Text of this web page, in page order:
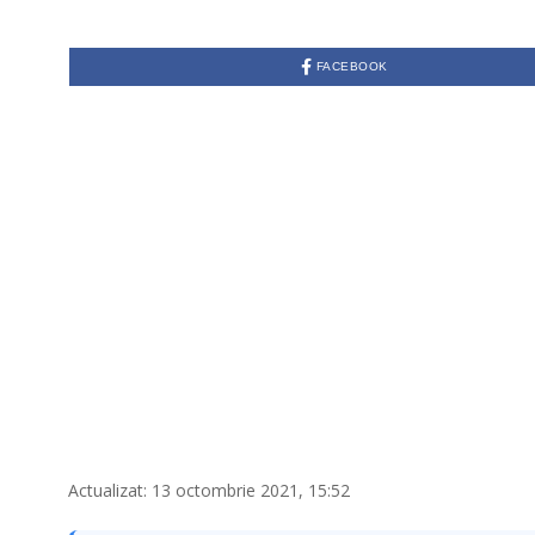
FACEBOOK
Actualizat: 13 octombrie 2021, 15:52